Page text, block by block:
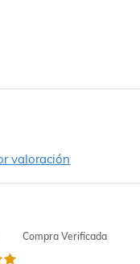
valoración
Compra Verificada